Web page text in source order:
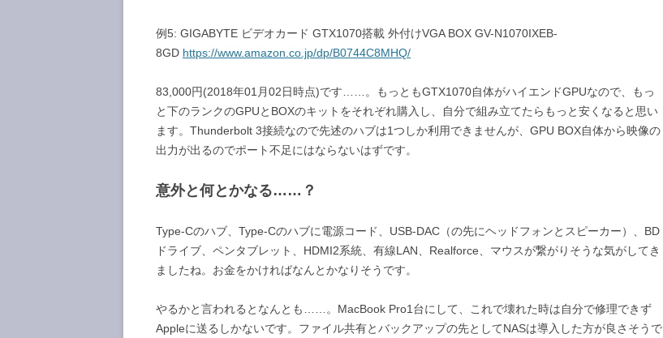
例5: GIGABYTE ビデオカード GTX1070搭載 外付けVGA BOX GV-N1070IXEB-
8GD https://www.amazon.co.jp/dp/B0744C8MHQ/
83,000円(2018年01月02日時点)です……。もっともGTX1070自体がハイエンドGPUなので、もっ
と下のランクのGPUとBOXのキットをそれぞれ購入し、自分で組み立てたらもっと安くなると思い
ます。Thunderbolt 3接続なので先述のハブは1つしか利用できませんが、GPU BOX自体から映像の
出力が出るのでポート不足にはならないはずです。
意外と何とかなる……？
Type-Cのハブ、Type-Cのハブに電源コード、USB-DAC（の先にヘッドフォンとスピーカー）、BD
ドライブ、ペンタブレット、HDMI2系統、有線LAN、Realforce、マウスが繋がりそうな気がしてき
ましたね。お金をかければなんとかなりそうです。
やるかと言われるとなんとも……。MacBook Pro1台にして、これで壊れた時は自分で修理できず
Appleに送るしかないです。ファイル共有とバックアップの先としてNASは導入した方が良さそうで